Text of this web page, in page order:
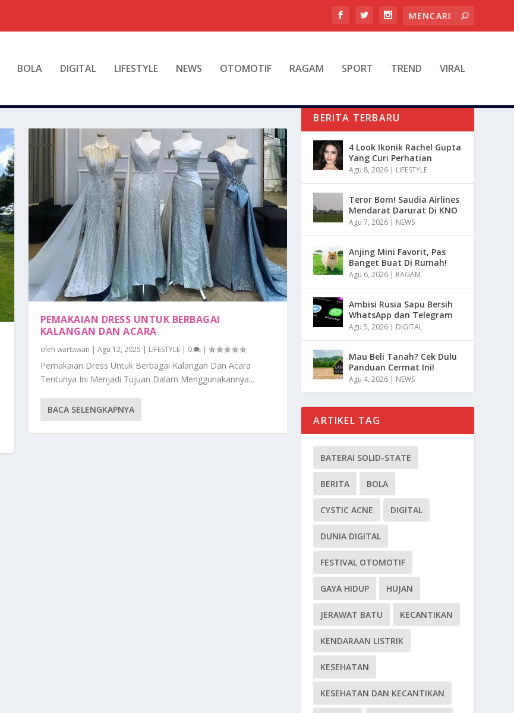
BOLA DIGITAL LIFESTYLE NEWS OTOMOTIF RAGAM SPORT TREND VIRAL
PEMAKAIAN DRESS UNTUK BERBAGAI
KALANGAN DAN ACARA
oleh wartawan | Agu 12, 2025 | LIFESTYLE| 0 |
Pemakaian Dress Untuk Berbagai Kalangan Dan Acara
Tentunya Ini Menjadi Tujuan Dalam Menggunakannya...
BACA SELENGKAPNYA
BERITA TERBARU
4 Look Ikonik Rachel Gupta
Yang Curi Perhatian
Agu 8, 2026 | LIFESTYLE
Teror Bom! Saudia Airlines
Mendarat Darurat Di KNO
Agu 7, 2026 | NEWS
Anjing Mini Favorit, Pas
Banget Buat Di Rumah!
Agu 6, 2026 | RAGAM
Ambisi Rusia Sapu Bersih
WhatsApp dan Telegram
Agu 5, 2026 | DIGITAL
Mau Beli Tanah? Cek Dulu
Panduan Cermat Ini!
Agu 4, 2026 | NEWS
ARTIKEL TAG
BATERAI SOLID-STATE
BERITA BOLA
CYSTIC ACNE DIGITAL
DUNIA DIGITAL
FESTIVAL OTOMOTIF
GAYA HIDUP HUJAN
JERAWAT BATU KECANTIKAN
KENDARAAN LISTRIK
KESEHATAN
KESEHATAN DAN KECANTIKAN